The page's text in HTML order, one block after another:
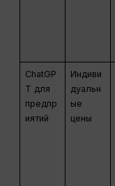
ChatGP
T для
предпр
иятий
Индиви
дуальн
ые
цены